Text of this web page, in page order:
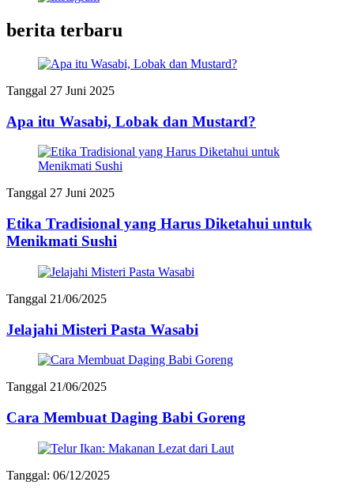
berita terbaru
Tanggal 27 Juni 2025
Apa itu Wasabi, Lobak dan Mustard?
Tanggal 27 Juni 2025
Etika Tradisional yang Harus Diketahui untuk
Menikmati Sushi
Tanggal 21/06/2025
Jelajahi Misteri Pasta Wasabi
Tanggal 21/06/2025
Cara Membuat Daging Babi Goreng
Tanggal: 06/12/2025